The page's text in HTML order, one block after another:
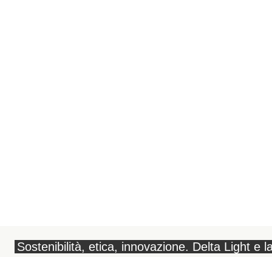
Sostenibilità, etica, innovazione. Delta Light e